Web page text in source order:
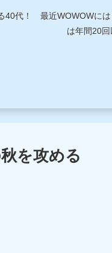
40代！ 最近WOWOWに
は年間20
を攻める